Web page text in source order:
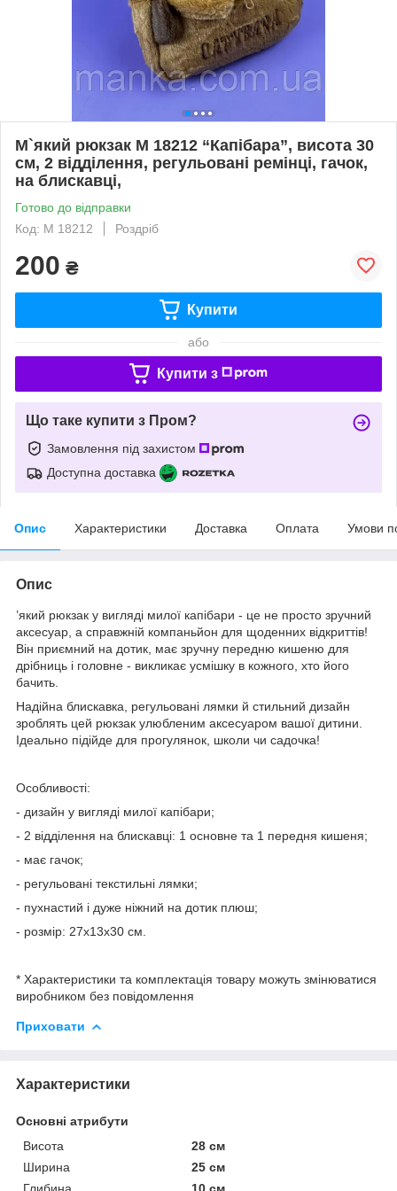
М`який рюкзак M 18212 “Капібара”, висота 30
см, 2 відділення, регульовані ремінці, гачок,
на блискавці,
Готово до відправки
Код: M 18212
Роздріб
200 ₴
Купити
або
Купити з
Що таке купити з Пром?
Замовлення під захистом
Доступна доставка
Опис Характеристики Доставка Оплата Умови
Опис
’який рюкзак у вигляді милої капібари - це не просто зручний
аксесуар, а справжній компаньйон для щоденних відкриттів!
Він приємний на дотик, має зручну передню кишеню для
дрібниць і головне - викликає усмішку в кожного, хто його
бачить.
Надійна блискавка, регульовані лямки й стильний дизайн
зроблять цей рюкзак улюбленим аксесуаром вашої дитини.
Ідеально підійде для прогулянок, школи чи садочка!
Особливості:
- дизайн у вигляді милої капібари;
- 2 відділення на блискавці: 1 основне та 1 передня кишеня;
- має гачок;
- регульовані текстильні лямки;
- пухнастий і дуже ніжний на дотик плюш;
- розмір: 27х13х30 см.
* Характеристики та комплектація товару можуть змінюватися
виробником без повідомлення
Приховати
Характеристики
Основні атрибути
Висота
28 см
Ширина
25 см
Глибина
10 см